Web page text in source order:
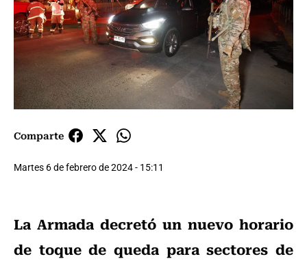
Comparte
Martes 6 de febrero de 2024 - 15:11
La Armada decretó un nuevo horario
de toque de queda para sectores de